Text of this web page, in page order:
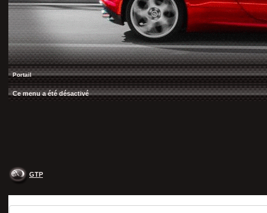
Portail
Ce menu a été désactivé
GTP